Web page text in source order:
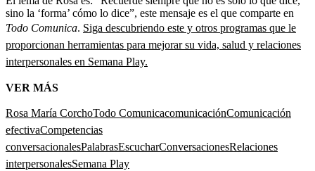
sino la ‘forma’ cómo lo dice”, este mensaje es el que comparte en
Todo Comunica. Siga descubriendo este y otros programas que le
proporcionan herramientas para mejorar su vida, salud y relaciones
interpersonales en Semana Play.
VER MÁS
Rosa María CorchoTodo ComunicacomunicaciónComunicación
efectivaCompetencias
conversacionalesPalabrasEscucharConversacionesRelaciones
interpersonalesSemana Play